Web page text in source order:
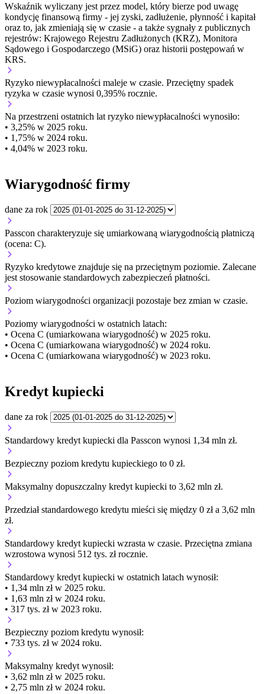
Wskaźnik wyliczany jest przez model, który bierze pod uwagę
kondycję finansową firmy - jej zyski, zadłużenie, płynność i kapitał
oraz to, jak zmieniają się w czasie - a także sygnały z publicznych
rejestrów: Krajowego Rejestru Zadłużonych (KRZ), Monitora
Sądowego i Gospodarczego (MSiG) oraz historii postępowań w
KRS.
Ryzyko niewypłacalności maleje w czasie. Przeciętny spadek
ryzyka w czasie wynosi 0,395% rocznie.
Na przestrzeni ostatnich lat ryzyko niewypłacalności wynosiło:
• 3,25% w 2025 roku.
• 1,75% w 2024 roku.
• 4,04% w 2023 roku.
Wiarygodność firmy
dane za rok
Passcon charakteryzuje się umiarkowaną wiarygodnością płatniczą
(ocena: C).
Ryzyko kredytowe znajduje się na przeciętnym poziomie. Zalecane
jest stosowanie standardowych zabezpieczeń płatności.
Poziom wiarygodności organizacji pozostaje bez zmian w czasie.
Poziomy wiarygodności w ostatnich latach:
• Ocena C (umiarkowana wiarygodność) w 2025 roku.
• Ocena C (umiarkowana wiarygodność) w 2024 roku.
• Ocena C (umiarkowana wiarygodność) w 2023 roku.
Kredyt kupiecki
dane za rok
Standardowy kredyt kupiecki dla Passcon wynosi 1,34 mln zł.
Bezpieczny poziom kredytu kupieckiego to 0 zł.
Maksymalny dopuszczalny kredyt kupiecki to 3,62 mln zł.
Przedział standardowego kredytu mieści się między 0 zł a 3,62 mln
zł.
Standardowy kredyt kupiecki wzrasta w czasie. Przeciętna zmiana
wzrostowa wynosi 512 tys. zł rocznie.
Standardowy kredyt kupiecki w ostatnich latach wynosił:
• 1,34 mln zł w 2025 roku.
• 1,63 mln zł w 2024 roku.
• 317 tys. zł w 2023 roku.
Bezpieczny poziom kredytu wynosił:
• 733 tys. zł w 2024 roku.
Maksymalny kredyt wynosił:
• 3,62 mln zł w 2025 roku.
• 2,75 mln zł w 2024 roku.